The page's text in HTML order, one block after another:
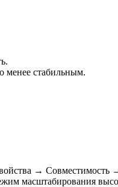
менее стабильным.
→ Совместимость
масштабирования